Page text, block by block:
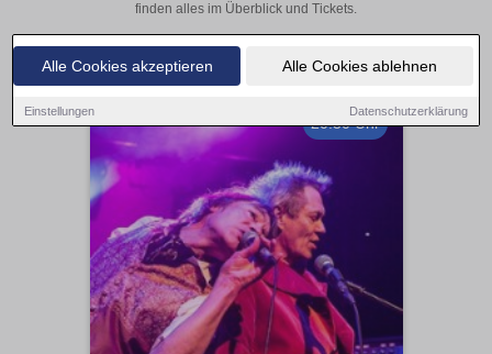
Alle Cookies akzeptieren Alle Cookies ablehnen
Einstellungen Datenschutzerklärung
finden alles im Überblick und Tickets.
20:30 Uhr